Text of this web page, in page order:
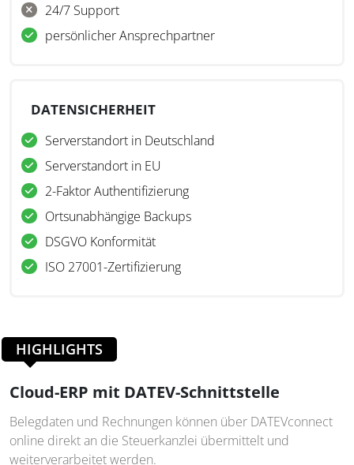
24/7 Support
persönlicher Ansprechpartner
DATENSICHERHEIT
Serverstandort in Deutschland
Serverstandort in EU
2-Faktor Authentifizierung
Ortsunabhängige Backups
DSGVO Konformität
ISO 27001-Zertifizierung
HIGHLIGHTS
Cloud-ERP mit DATEV-Schnittstelle
Belegdaten und Rechnungen können über DATEVconnect
online direkt an die Steuerkanzlei übermittelt und
weiterverarbeitet werden.